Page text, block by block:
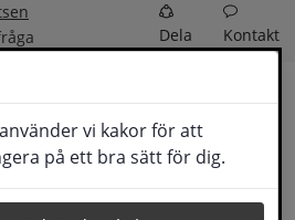
vi kakor för att
på ett bra sätt för dig.
Dela Kontakt
kan det bli aktuellt